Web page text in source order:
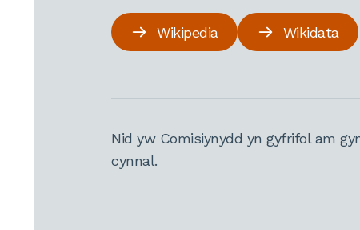
Wikipedia Wikidata
Nid yw Comisiynydd yn gyfrifol am
cynnal.